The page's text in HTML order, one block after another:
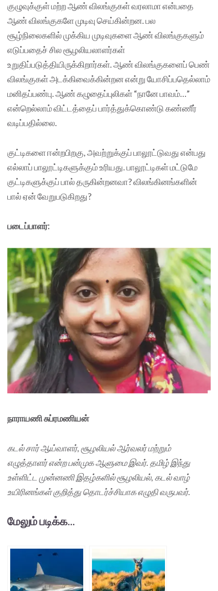
குழுவுக்குள் மற்ற ஆண் விலங்குகள் வரலாமா என்பதை
ஆண் விலங்குகளே முடிவு செய்கின்றன. பல
சூழ்நிலைகளில் முக்கிய முடிவுகளை ஆண் விலங்குகளும்
எடுப்பதைச் சில சூழலியலாளர்கள்
உறுதிப்படுத்தியிருக்கிறார்கள். ஆண் விலங்குகளைப் பெண்
விலங்குகள் அடக்கிவைக்கின்றன என்று யோசிப்பதெல்லாம்
மனிதப்பண்பு. ஆண் கழுதைப்புலிகள் “நானே பாவம்…”
என்றெல்லாம் விட்டத்தைப் பார்த்துக்கொண்டு கண்ணீர்
வடிப்பதில்லை.
குட்டிகளை ஈன்றபிறகு, அவற்றுக்குப் பாலூட்டுவது என்பது
எல்லாப் பாலூட்டிகளுக்கும் உரியது. பாலூட்டிகள் மட்டுமே
குட்டிகளுக்குப் பால் தருகின்றனவா? விலங்கினங்களின்
பால் ஏன் வேறுபடுகிறது?
படைப்பாளர்:
நாராயணி சுப்ரமணியன்
கடல் சார் ஆய்வாளர், சூழலியல் ஆர்வலர் மற்றும்
எழுத்தாளர் என்ற பன்முக ஆளுமை இவர். தமிழ் இந்து
உள்ளிட்ட முன்னணி இதழ்களில் சூழலியல், கடல் வாழ்
உயிரினங்கள் குறித்து தொடர்ச்சியாக எழுதி வருபவர்.
மேலும் படிக்க...